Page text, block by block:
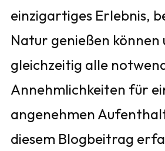
einzigartiges Erlebnis,
Natur genießen können
gleichzeitig alle
Annehmlichkeiten für
angenehmen
diesem Blogbeitrag